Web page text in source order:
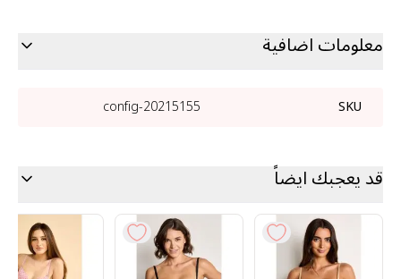
معلومات اضافية
SKU
20215155-config
قد يعجبك ايضاً